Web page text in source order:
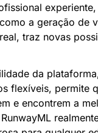
a geração de
traz novas
da
flexíveis, permite
e encontrem a